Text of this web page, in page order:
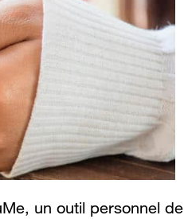
un outil personnel de